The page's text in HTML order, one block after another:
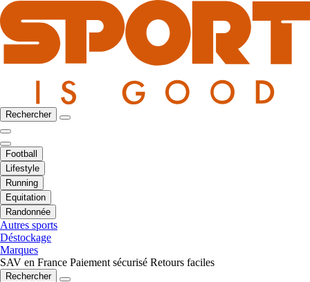
Rechercher
Football
Lifestyle
Running
Equitation
Randonnée
Autres sports
Déstockage
Marques
SAV en France Paiement sécurisé Retours faciles
Rechercher